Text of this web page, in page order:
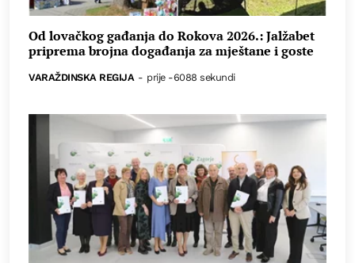
Od lovačkog gađanja do Rokova 2026.: Jalžabet
priprema brojna događanja za mještane i goste
VARAŽDINSKA REGIJA - prije -6088 sekundi